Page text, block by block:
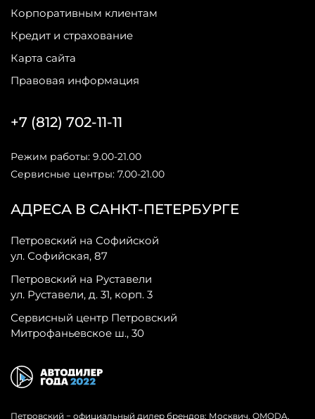
Корпоративным клиентам
Кредит и страхование
Карта сайта
Правовая информация
АДРЕСА В САНКТ-ПЕТЕРБУРГЕ
Петровский на Софийской
ул. Софийская, 87
Петровский на Руставели
ул. Руставели, д. 31, корп. 3
Сервисный центр Петровский
Митрофаньевское ш., 30
+7 (812) 702-11-11
Режим работы: 9.00-21.00
Сервисные центры: 7.00-21.00
Петровский − официальный дилер брендов: Москвич, OMODA,